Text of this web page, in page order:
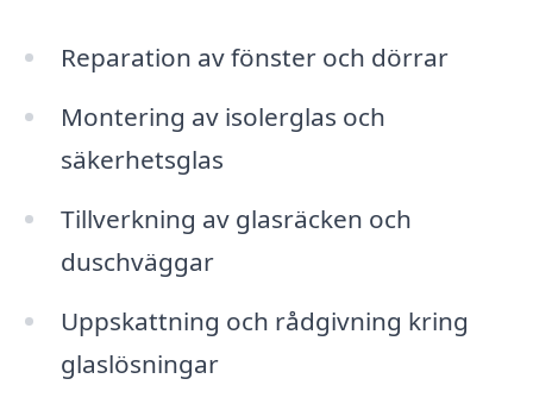
Reparation av fönster och dörrar
Montering av isolerglas och
säkerhetsglas
Tillverkning av glasräcken och
duschväggar
Uppskattning och rådgivning kring
glaslösningar